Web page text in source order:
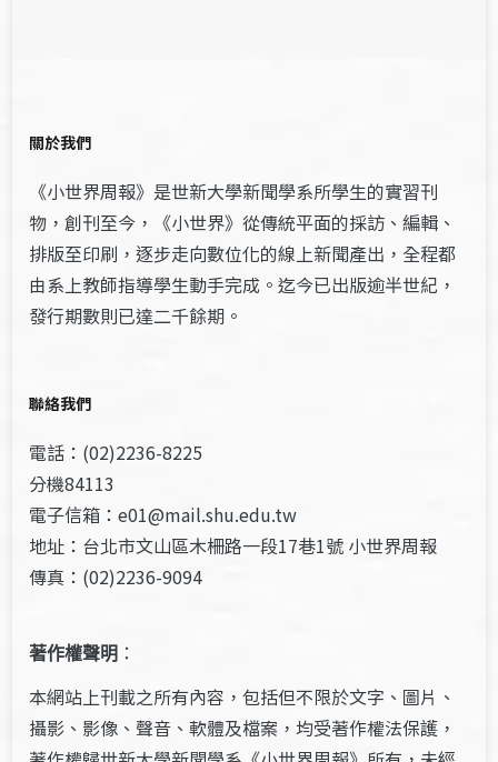
關於我們
《小世界周報》是世新大學新聞學系所學生的實習刊
物，創刊至今，《小世界》從傳統平面的採訪、編輯、
排版至印刷，逐步走向數位化的線上新聞產出，全程都
由系上教師指導學生動手完成。迄今已出版逾半世紀，
發行期數則已達二千餘期。
聯絡我們
電話：(02)2236-8225
分機84113
電子信箱：e01@mail.shu.edu.tw
地址：台北市文山區木柵路一段17巷1號 小世界周報
傳真：(02)2236-9094
著作權聲明 ：
本網站上刊載之所有內容，包括但不限於文字、圖片、
攝影、影像、聲音、軟體及檔案，均受著作權法保護，